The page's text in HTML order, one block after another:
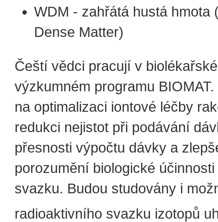
WDM - zahřátá hustá hmota
Dense Matter)
Čeští vědci pracují v
výzkumném programu
na optimalizaci iontové léčby
redukci nejistot při podávání
přesnosti výpočtu dávky a
porozumění biologické
svazku. Budou studovány i
radioaktivního svazku izotopů